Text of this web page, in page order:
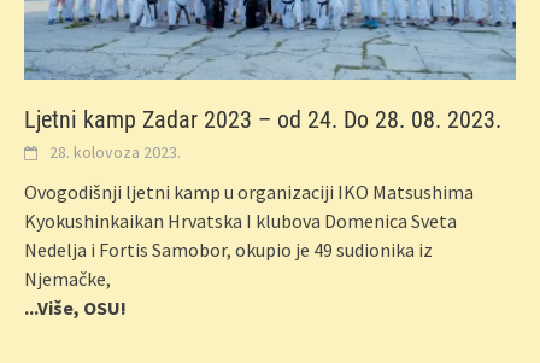
Ljetni kamp Zadar 2023 – od 24. Do 28. 08. 2023.
28. kolovoza 2023.
Ovogodišnji ljetni kamp u organizaciji IKO Matsushima
Kyokushinkaikan Hrvatska I klubova Domenica Sveta
Nedelja i Fortis Samobor, okupio je 49 sudionika iz
Njemačke,
...Više, OSU!